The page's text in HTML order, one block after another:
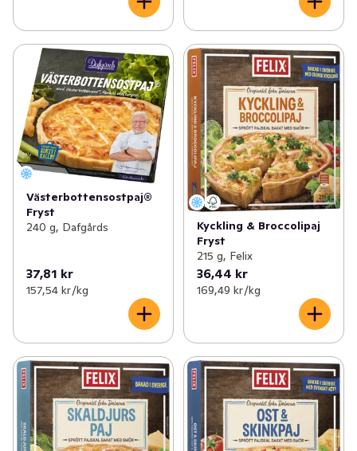
Västerbottensostpaj®
Fryst
240 g, Dafgårds
37,81 kr
157,54 kr /kg
Kyckling & Broccolipaj
Fryst
215 g, Felix
36,44 kr
169,49 kr /kg